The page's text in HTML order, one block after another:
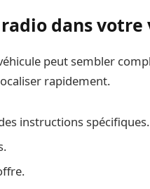
dans votre
peut sembler
rapidement.
instructions spécifiques.